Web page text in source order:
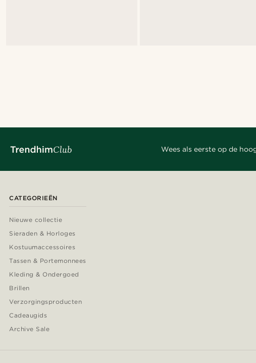
Wees als eerste op de
CATEGORIEËN
Nieuwe collectie
Sieraden & Horloges
Kostuumaccessoires
Tassen & Portemonnees
Kleding & Ondergoed
Brillen
Verzorgingsproducten
Cadeaugids
Archive Sale